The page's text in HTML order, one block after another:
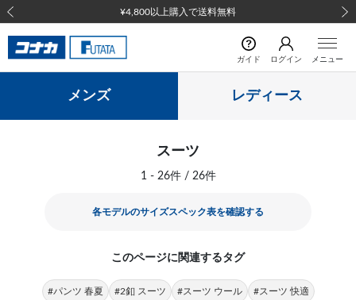
¥4,800以上購入で送料無料
前の画像
ガイド ログイン メニュー
メンズ レディース
スーツ
1 - 26件 / 26件
各モデルのサイズスペック表を確認する
このページに関連するタグ
#パンツ 春夏 #2釦 スーツ #スーツ ウール #スーツ 快適